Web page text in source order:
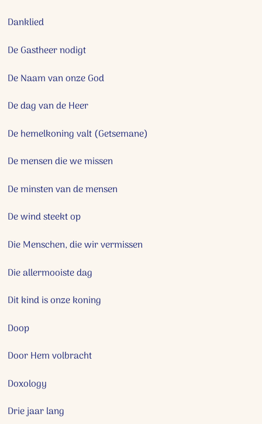
Danklied
De Gastheer nodigt
De Naam van onze God
De dag van de Heer
De hemelkoning valt (Getsemane)
De mensen die we missen
De minsten van de mensen
De wind steekt op
Die Menschen, die wir vermissen
Die allermooiste dag
Dit kind is onze koning
Doop
Door Hem volbracht
Doxology
Drie jaar lang